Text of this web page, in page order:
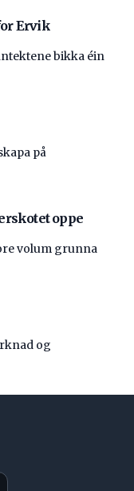
Ervik
bikka éin
på
oppe
volum grunna
og